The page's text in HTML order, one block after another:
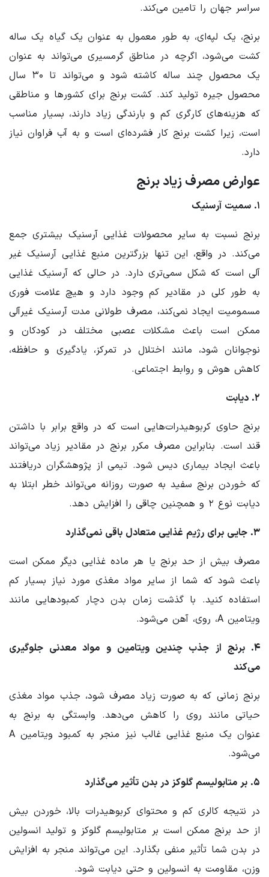
سراسر جهان را تامین می‌کند.
برنج، یک لپه‌ای، به طور معمول به عنوان یک گیاه یک ساله
کشت می‌شود، اگرچه در مناطق گرمسیری می‌تواند به عنوان
یک محصول چند ساله کاشته شود و می‌تواند تا ۳۰ سال
محصول جیره تولید کند. کشت برنج برای کشورها و مناطقی
که هزینه‌های کارگری کم و بارندگی زیاد دارند، بسیار مناسب
است، زیرا کشت برنج کار فشرده‌ای است و به آب فراوان نیاز
دارد.
عوارض مصرف زیاد برنج
۱. سمیت آرسنیک
برنج نسبت به سایر محصولات غذایی آرسنیک بیشتری جمع
می‌کند. در واقع، این تنها بزرگترین منبع غذایی آرسنیک غیر
آلی است که شکل سمی‌تری دارد. در حالی که آرسنیک غذایی
به طور کلی در مقادیر کم وجود دارد و هیچ علامت فوری
مسمومیت ایجاد نمی‌کند، مصرف طولانی مدت آرسنیک غیرآلی
ممکن است باعث مشکلات عصبی مختلف در کودکان و
نوجوانان شود، مانند اختلال در تمرکز، یادگیری و حافظه،
کاهش هوش و روابط اجتماعی.
۲. دیابت
برنج حاوی کربوهیدرات‌هایی است که در واقع برابر با داشتن
قند است. بنابراین مصرف مکرر برنج در مقادیر زیاد می‌تواند
باعث ایجاد بیماری دیس شود. تیمی از پژوهشگران دریافتند
که خوردن برنج سفید به صورت روزانه می‌تواند خطر ابتلا به
دیابت نوع ۲ و همچنین چاقی را افزایش دهد.
۳. جایی برای رژیم غذایی متعادل باقی نمی‌گذارد
مصرف بیش از حد برنج یا هر ماده غذایی دیگر ممکن است
باعث شود که شما از سایر مواد مغذی مورد نیاز بسیار کم
استفاده کنید. با گذشت زمان بدن دچار کمبودهایی مانند
ویتامین A، روی، آهن می‌شود.
۴. برنج از جذب چندین ویتامین و مواد معدنی جلوگیری
می‌کند
برنج زمانی که به صورت زیاد مصرف شود، جذب مواد مغذی
حیاتی مانند روی را کاهش می‌دهد. وابستگی به برنج به
عنوان یک منبع غذایی غالب نیز منجر به کمبود ویتامین A
می‌شود.
۵. بر متابولیسم گلوکز در بدن تأثیر می‌گذارد
در نتیجه کالری کم و محتوای کربوهیدرات بالا، خوردن بیش
از حد برنج ممکن است بر متابولیسم گلوکز و تولید انسولین
در بدن شما تأثیر منفی بگذارد. این می‌تواند منجر به افزایش
وزن، مقاومت به انسولین و حتی دیابت شود.